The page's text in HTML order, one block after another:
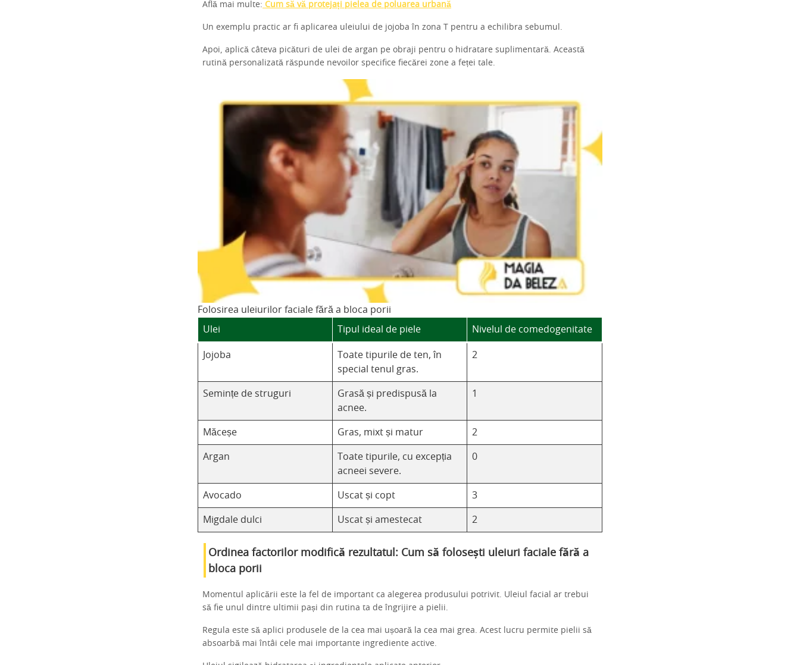
Află mai multe: Cum să vă protejați pielea de poluarea urbană
Un exemplu practic ar fi aplicarea uleiului de jojoba în zona T pentru a echilibra sebumul.
Apoi, aplică câteva picături de ulei de argan pe obraji pentru o hidratare suplimentară. Această
rutină personalizată răspunde nevoilor specifice fiecărei zone a feței tale.
Folosirea uleiurilor faciale fără a bloca porii
Ulei Tipul ideal de piele Nivelul de comedogenitate
Jojoba
Toate tipurile de ten, în
special tenul gras.
2
Semințe de struguri
Grasă și predispusă la
acnee.
1
Măceșe Gras, mixt și matur 2
Argan
Toate tipurile, cu excepția
acneei severe.
0
Avocado Uscat și copt 3
Migdale dulci Uscat și amestecat 2
Ordinea factorilor modifică rezultatul: Cum să folosești uleiuri faciale fără a
bloca porii
Momentul aplicării este la fel de important ca alegerea produsului potrivit. Uleiul facial ar trebui
să fie unul dintre ultimii pași din rutina ta de îngrijire a pielii.
Regula este să aplici produsele de la cea mai ușoară la cea mai grea. Acest lucru permite pielii să
absoarbă mai întâi cele mai importante ingrediente active.